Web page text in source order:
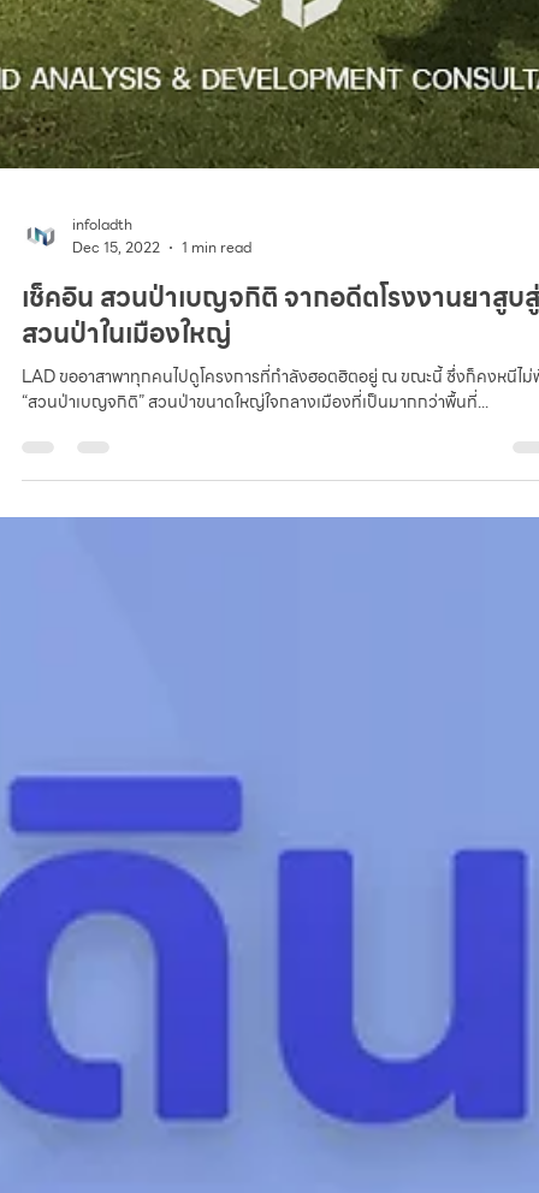
infoladth
เช็คอิน สวนป่าเบญจกิติ จากอดีตโรงงานยาสูบสู่
สวนป่าในเมืองใหญ่
LAD ขออาสาพาทุกคนไปดูโครงการที่กำลังฮอตฮิตอยู่ ณ ขณะนี้ ซึ่งก็คงหนีไ
“สวนป่าเบญจกิติ” สวนป่าขนาดใหญ่ใจกลางเมืองที่เป็นมากกว่าพื้นที่...